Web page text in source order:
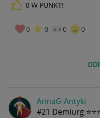
0 W PUNKT!
0 0 0 0
AnnaG-Antyki
#21 Demiurg